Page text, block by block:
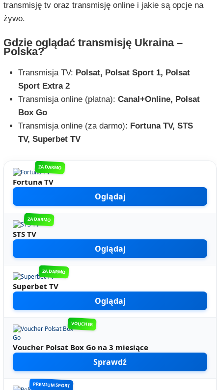
transmisję tv oraz transmisję online i jakie są opcje na
żywo.
Gdzie oglądać transmisję Ukraina –
Polska?
Transmisja TV: Polsat, Polsat Sport 1, Polsat
Sport Extra 2
Transmisja online (płatna): Canal+Online, Polsat
Box Go
Transmisja online (za darmo): Fortuna TV, STS
TV, Superbet TV
ZA DARMO
Fortuna TV
Oglądaj
ZA DARMO
STS TV
Oglądaj
ZA DARMO
Superbet TV
Oglądaj
VOUCHER
Voucher Polsat Box Go na 3 miesiące
Sprawdź
PREMIUM SPORT